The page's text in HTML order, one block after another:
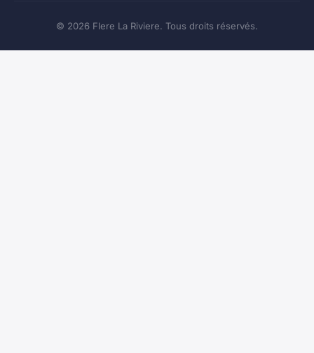
© 2026 Flere La Riviere. Tous droits réservés.